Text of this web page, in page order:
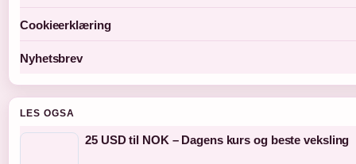
Cookieerklæring
Nyhetsbrev
LES OGSA
25 USD til NOK – Dagens kurs og beste veksling